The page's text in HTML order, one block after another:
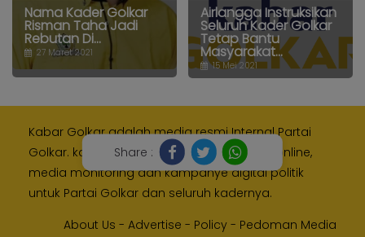
Share :
Nama Kader Golkar
Risman Taha Jadi
Rebutan Di...
27 Maret 2021
Airlangga Instruksikan
Seluruh Kader Golkar
Tetap Bantu
Masyarakat...
15 Mei 2021
Kabar Golkar adalah media resmi Internal Partai
Golkar. kami memberikan layanan media online,
media monitoring dan kampanye digital politik
untuk Partai Golkar dan seluruh kadernya.
About Us - Advertise - Policy - Pedoman Media